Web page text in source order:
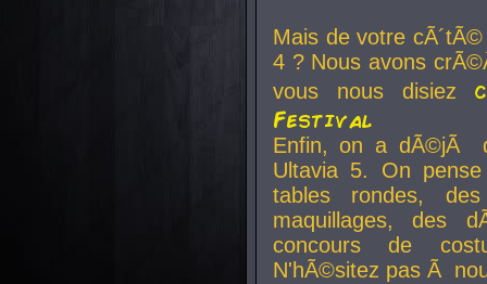
Mais de votre
4 ? Nous avons
vous nous disiez
Festival
Enfin, on a dÃ©jÃ
Ultavia 5. On
tables rondes,
maquillages, des
concours de
N'hÃ©sitez pas Ã